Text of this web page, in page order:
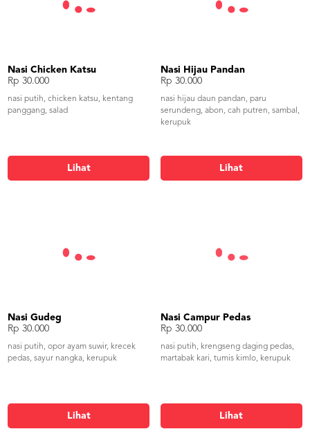
Nasi Chicken Katsu
Rp 30.000
nasi putih, chicken katsu, kentang
panggang, salad
Lihat
Nasi Hijau Pandan
Rp 30.000
nasi hijau daun pandan, paru
serundeng, abon, cah putren, sambal,
kerupuk
Lihat
Nasi Gudeg
Rp 30.000
nasi putih, opor ayam suwir, krecek
pedas, sayur nangka, kerupuk
Lihat
Nasi Campur Pedas
Rp 30.000
nasi putih, krengseng daging pedas,
martabak kari, tumis kimlo, kerupuk
Lihat